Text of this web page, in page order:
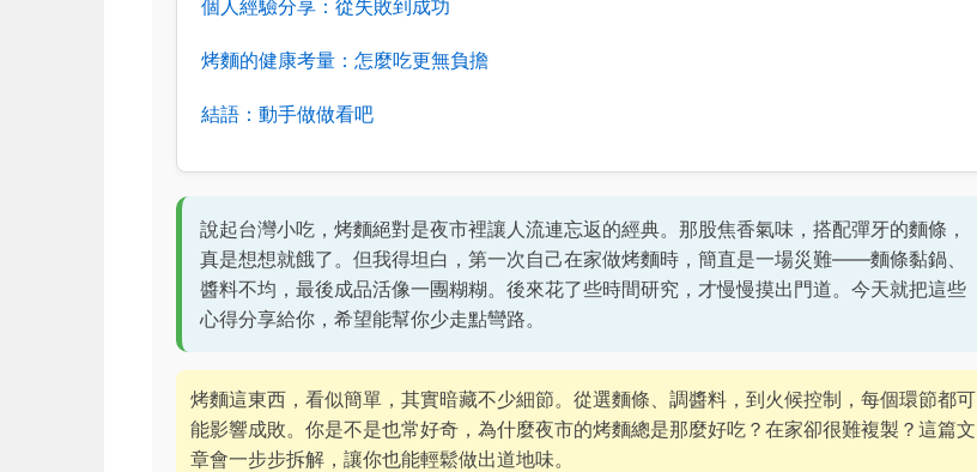
個人經驗分享：從失敗到成功
烤麵的健康考量：怎麼吃更無負擔
結語：動手做做看吧
說起台灣小吃，烤麵絕對是夜市裡讓人流連忘返的經典。那股焦香氣味，搭配彈牙的麵條，
真是想想就餓了。但我得坦白，第一次自己在家做烤麵時，簡直是一場災難——麵條黏鍋、
醬料不均，最後成品活像一團糊糊。後來花了些時間研究，才慢慢摸出門道。今天就把這些
心得分享給你，希望能幫你少走點彎路。
烤麵這東西，看似簡單，其實暗藏不少細節。從選麵條、調醬料，到火候控制，每個環節都可
能影響成敗。你是不是也常好奇，為什麼夜市的烤麵總是那麼好吃？在家卻很難複製？這篇文
章會一步步拆解，讓你也能輕鬆做出道地味。